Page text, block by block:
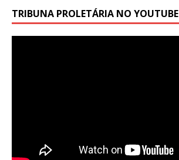
TRIBUNA PROLETÁRIA NO YOUTUBE